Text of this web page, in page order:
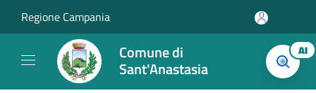
Regione Campania
Comune di
Sant'Anastasia
AI